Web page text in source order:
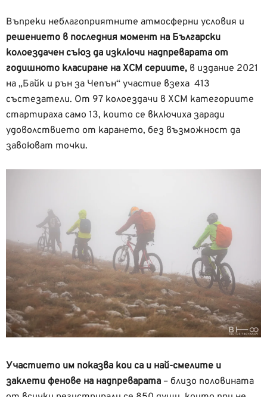
Въпреки неблагоприятните атмосферни условия и
решението в последния момент на Български
колоездачен съюз да изключи надпреварата от
годишното класиране на XCM сериите, в издание 2021
на „Байк и рън за Чепън“ участие взеха 413
състезатели. От 97 колоездачи в XCM категориите
стартираха само 13, които се включиха заради
удоволствието от карането, без възможност да
завоюват точки.
Участието им показва кои са и най-смелите и
заклети фенове на надпреварата – близо половината